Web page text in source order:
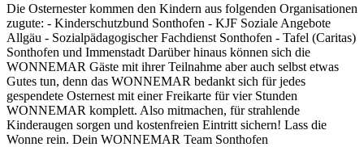
Die Osternester kommen den Kindern aus folgenden Organisationen
zugute: - Kinderschutzbund Sonthofen - KJF Soziale Angebote
Allgäu - Sozialpädagogischer Fachdienst Sonthofen - Tafel (Caritas)
Sonthofen und Immenstadt Darüber hinaus können sich die
WONNEMAR Gäste mit ihrer Teilnahme aber auch selbst etwas
Gutes tun, denn das WONNEMAR bedankt sich für jedes
gespendete Osternest mit einer Freikarte für vier Stunden
WONNEMAR komplett. Also mitmachen, für strahlende
Kinderaugen sorgen und kostenfreien Eintritt sichern! Lass die
Wonne rein. Dein WONNEMAR Team Sonthofen